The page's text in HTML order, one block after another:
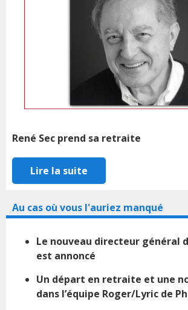
René Sec prend sa retraite
Lire la suite
Au cas où vous l'auriez manqué
Le nouveau directeur général
est annoncé
Un départ en retraite et une
dans l’équipe Roger/Lyric de